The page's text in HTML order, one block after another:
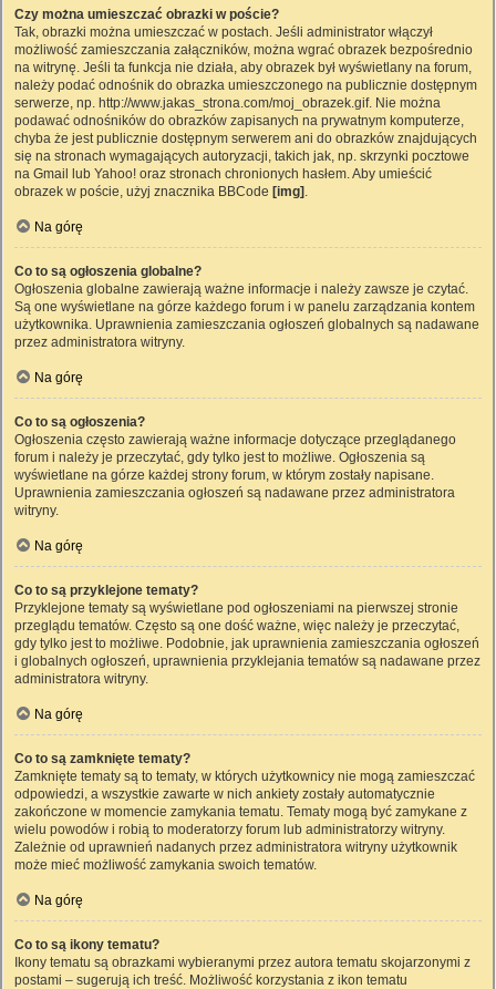
Czy można umieszczać obrazki w poście?
Tak, obrazki można umieszczać w postach. Jeśli administrator włączył
możliwość zamieszczania załączników, można wgrać obrazek bezpośrednio
na witrynę. Jeśli ta funkcja nie działa, aby obrazek był wyświetlany na forum,
należy podać odnośnik do obrazka umieszczonego na publicznie dostępnym
serwerze, np. http://www.jakas_strona.com/moj_obrazek.gif. Nie można
podawać odnośników do obrazków zapisanych na prywatnym komputerze,
chyba że jest publicznie dostępnym serwerem ani do obrazków znajdujących
się na stronach wymagających autoryzacji, takich jak, np. skrzynki pocztowe
na Gmail lub Yahoo! oraz stronach chronionych hasłem. Aby umieścić
obrazek w poście, użyj znacznika BBCode [img] .
Na górę
Co to są ogłoszenia globalne?
Ogłoszenia globalne zawierają ważne informacje i należy zawsze je czytać.
Są one wyświetlane na górze każdego forum i w panelu zarządzania kontem
użytkownika. Uprawnienia zamieszczania ogłoszeń globalnych są nadawane
przez administratora witryny.
Na górę
Co to są ogłoszenia?
Ogłoszenia często zawierają ważne informacje dotyczące przeglądanego
forum i należy je przeczytać, gdy tylko jest to możliwe. Ogłoszenia są
wyświetlane na górze każdej strony forum, w którym zostały napisane.
Uprawnienia zamieszczania ogłoszeń są nadawane przez administratora
witryny.
Na górę
Co to są przyklejone tematy?
Przyklejone tematy są wyświetlane pod ogłoszeniami na pierwszej stronie
przeglądu tematów. Często są one dość ważne, więc należy je przeczytać,
gdy tylko jest to możliwe. Podobnie, jak uprawnienia zamieszczania ogłoszeń
i globalnych ogłoszeń, uprawnienia przyklejania tematów są nadawane przez
administratora witryny.
Na górę
Co to są zamknięte tematy?
Zamknięte tematy są to tematy, w których użytkownicy nie mogą zamieszczać
odpowiedzi, a wszystkie zawarte w nich ankiety zostały automatycznie
zakończone w momencie zamykania tematu. Tematy mogą być zamykane z
wielu powodów i robią to moderatorzy forum lub administratorzy witryny.
Zależnie od uprawnień nadanych przez administratora witryny użytkownik
może mieć możliwość zamykania swoich tematów.
Na górę
Co to są ikony tematu?
Ikony tematu są obrazkami wybieranymi przez autora tematu skojarzonymi z
postami – sugerują ich treść. Możliwość korzystania z ikon tematu